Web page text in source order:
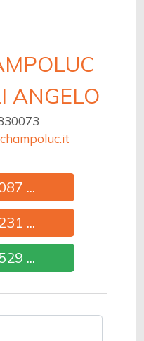
ANGELO
...
...
...